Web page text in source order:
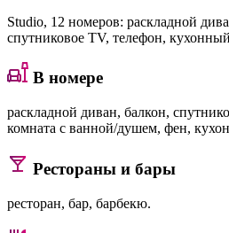
Studio, 12 номеров: раскладной
спутниковое TV, телефон,
В номере
раскладной диван, балкон,
комната с ванной/душем, фен,
Рестораны и бары
ресторан, бар, барбекю.